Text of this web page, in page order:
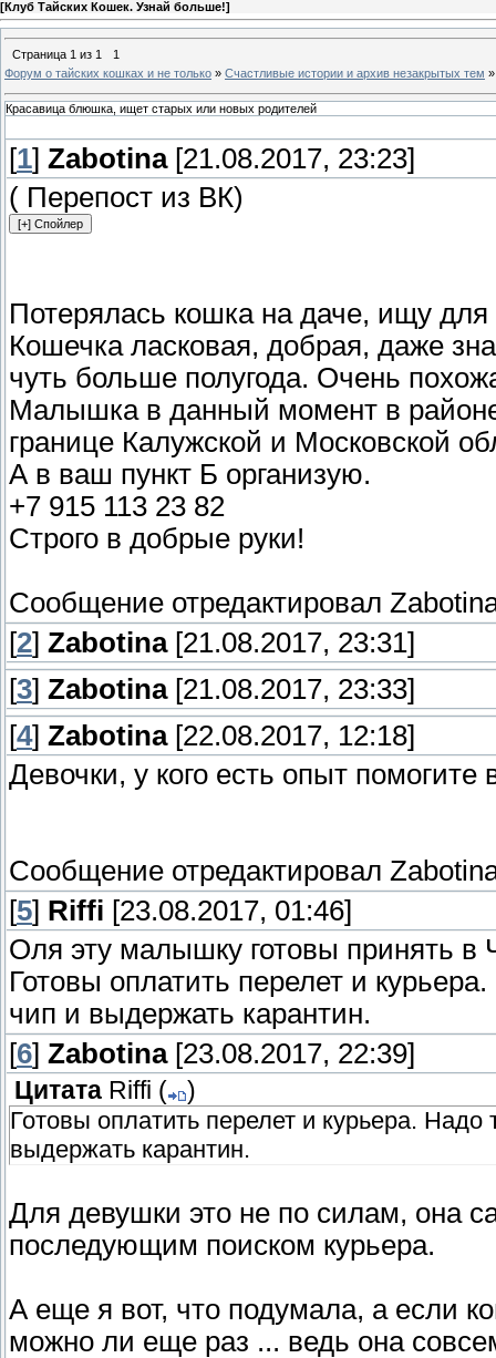
[Клуб Тайских Кошек. Узнай больше!]
Страница 1 из 1
1
Форум о тайских кошках и не только » Счастливые истории и архив незакрытых тем »
Красавица блюшка, ищет старых или новых родителей
[1] Zabotina[21.08.2017, 23:23]
( Перепост из ВК)
Потерялась кошка на даче, ищу
Кошечка ласковая, добрая, даже
чуть больше полугода. Очень
Малышка в данный момент в
границе Калужской и Московской
А в ваш пункт Б организую.
+7 915 113 23 82
Строго в добрые руки!
Сообщение отредактировал
[2] Zabotina[21.08.2017, 23:31]
[3] Zabotina[21.08.2017, 23:33]
[4] Zabotina[22.08.2017, 12:18]
Девочки, у кого есть опыт помогите
Сообщение отредактировал
[5] Riffi [23.08.2017, 01:46]
Оля эту малышку готовы принять в
Готовы оплатить перелет и
чип и выдержать карантин.
[6] Zabotina[23.08.2017, 22:39]
Цитата Riffi (
)
Готовы оплатить перелет и курьера. Надо
выдержать карантин.
Для девушки это не по силам, она
последующим поиском курьера.
А еще я вот, что подумала, а если
можно ли еще раз ... ведь она